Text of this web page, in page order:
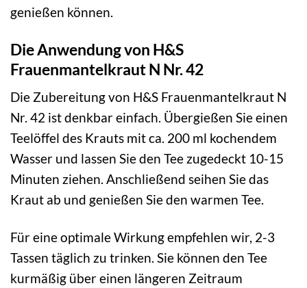
genießen können.
Die Anwendung von H&S
Frauenmantelkraut N Nr. 42
Die Zubereitung von H&S Frauenmantelkraut N
Nr. 42 ist denkbar einfach. Übergießen Sie einen
Teelöffel des Krauts mit ca. 200 ml kochendem
Wasser und lassen Sie den Tee zugedeckt 10-15
Minuten ziehen. Anschließend seihen Sie das
Kraut ab und genießen Sie den warmen Tee.
Für eine optimale Wirkung empfehlen wir, 2-3
Tassen täglich zu trinken. Sie können den Tee
kurmäßig über einen längeren Zeitraum